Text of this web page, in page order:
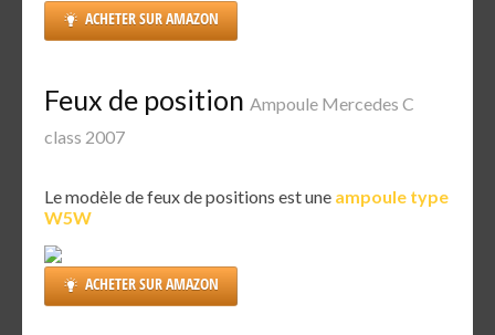
ACHETER SUR AMAZON
Feux de position Ampoule Mercedes C
class 2007
Le modèle de feux de positions est une ampoule type
W5W
ACHETER SUR AMAZON